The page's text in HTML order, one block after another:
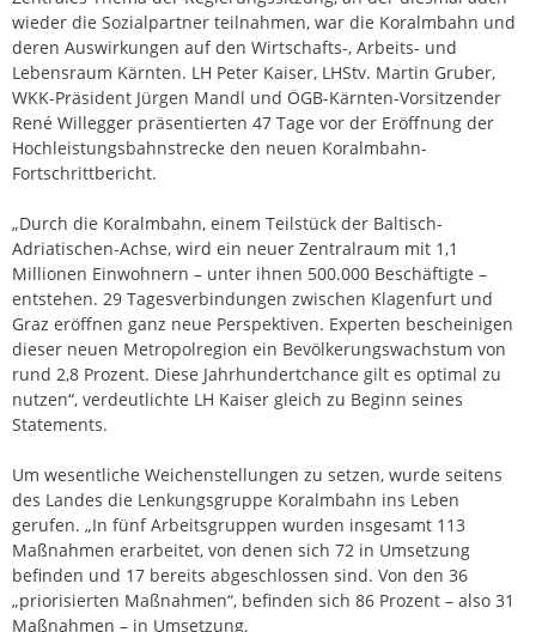
wieder die Sozialpartner teilnahmen, war die Koralmbahn und
deren Auswirkungen auf den Wirtschafts-, Arbeits- und
Lebensraum Kärnten. LH Peter Kaiser, LHStv. Martin Gruber,
WKK-Präsident Jürgen Mandl und ÖGB-Kärnten-Vorsitzender
René Willegger präsentierten 47 Tage vor der Eröffnung der
Hochleistungsbahnstrecke den neuen Koralmbahn-
Fortschrittbericht.
„Durch die Koralmbahn, einem Teilstück der Baltisch-
Adriatischen-Achse, wird ein neuer Zentralraum mit 1,1
Millionen Einwohnern – unter ihnen 500.000 Beschäftigte –
entstehen. 29 Tagesverbindungen zwischen Klagenfurt und
Graz eröffnen ganz neue Perspektiven. Experten bescheinigen
dieser neuen Metropolregion ein Bevölkerungswachstum von
rund 2,8 Prozent. Diese Jahrhundertchance gilt es optimal zu
nutzen“, verdeutlichte LH Kaiser gleich zu Beginn seines
Statements.
Um wesentliche Weichenstellungen zu setzen, wurde seitens
des Landes die Lenkungsgruppe Koralmbahn ins Leben
gerufen. „In fünf Arbeitsgruppen wurden insgesamt 113
Maßnahmen erarbeitet, von denen sich 72 in Umsetzung
befinden und 17 bereits abgeschlossen sind. Von den 36
„priorisierten Maßnahmen“, befinden sich 86 Prozent – also 31
Maßnahmen – in Umsetzung.